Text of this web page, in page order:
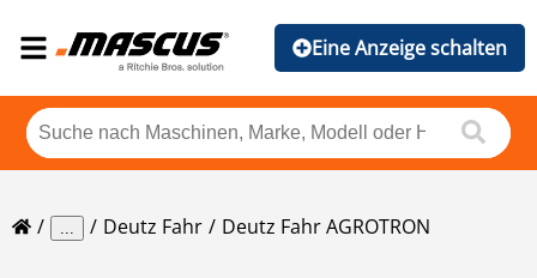
Eine Anzeige schalten
... Deutz Fahr Deutz Fahr AGROTRON